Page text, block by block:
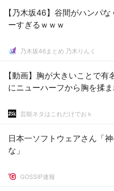
【乃木坂46】谷間がハンパ
ーすぎるｗｗｗ
乃木坂46まとめ 乃木りんく
【動画】胸が大きいことで
にニューハーフから胸を揉
芸能ネタはこれだけでおｋ
日本一ソフトウェアさん「
な」
GOSSIP速報